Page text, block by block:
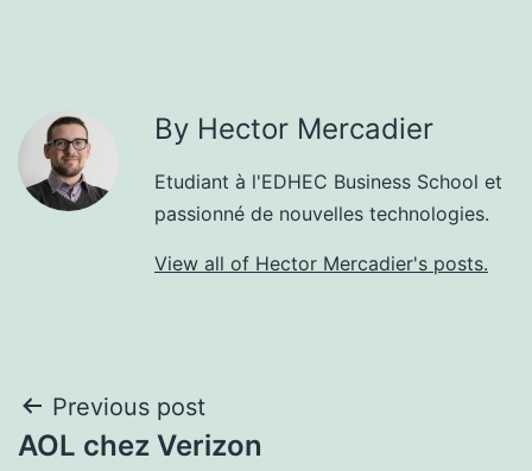
By Hector Mercadier
Etudiant à l'EDHEC Business School et
passionné de nouvelles technologies.
View all of Hector Mercadier's posts.
Post
Previous post
AOL chez Verizon